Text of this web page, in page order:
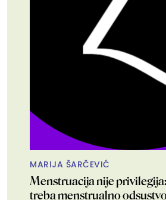
MARIJA ŠARČEVIĆ
Menstruacija nije
treba menstrualno